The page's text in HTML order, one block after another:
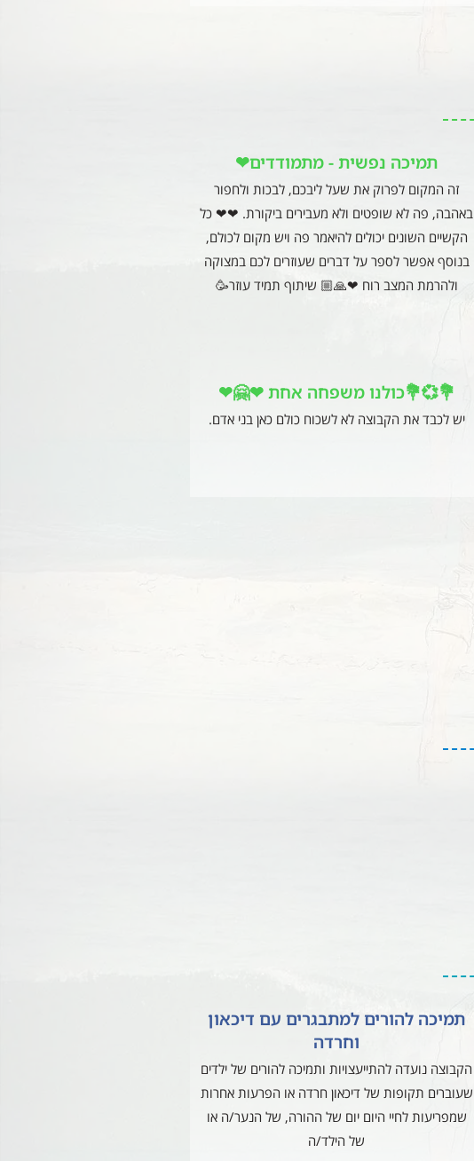
תמיכה נפשית - מתמודדים❤
זה המקום לפרוק את שעל ליבכם, לבכות ולחפור
באהבה, פה לא שופטים ולא מעבירים ביקורת. ❤❤ כל
הקשיים השונים יכולים להיאמר פה ויש מקום לכולם,
בנוסף אפשר לספר על דברים שעוזרים לכם במצוקה
ולהרמת המצב רוח ❤🙏🏼 שיתוף תמיד עוזר🥳
💐💞💐כולנו משפחה אחת ❤🤗❤
יש לכבד את הקבוצה לא לשכוח כולם כאן בני אדם.
תמיכה להורים למתבגרים עם דיכאון
וחרדה
הקבוצה נועדה להתייעצויות ותמיכה להורים של ילדים
שעוברים תקופות של דיכאון חרדה או הפרעות אחרות
שמפריעות לחיי היום יום של ההורה, של הנער/ה או
של הילד/ה